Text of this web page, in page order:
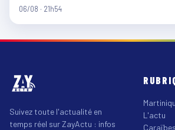
06/08 · 21h54
Suivez toute l'actualité en
temps réel sur ZayActu : infos
L'actu
Caraïbes